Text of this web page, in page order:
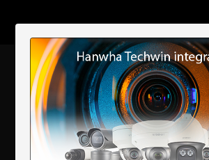
My Arteco
Dove
acquistare
Newsletter